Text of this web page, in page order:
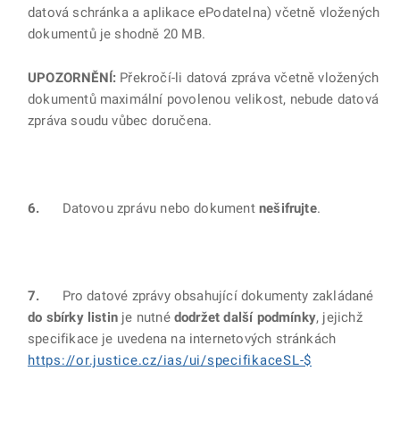
datová schránka a aplikace ePodatelna) včetně vložených
dokumentů je shodně 20 MB.
UPOZORNĚNÍ: Překročí-li datová zpráva včetně vložených
dokumentů maximální povolenou velikost, nebude datová
zpráva soudu vůbec doručena.
6. Datovou zprávu nebo dokument nešifrujte.
7. Pro datové zprávy obsahující dokumenty zakládané
do sbírky listin je nutné dodržet další podmínky, jejichž
specifikace je uvedena na internetových stránkách
https://or.justice.cz/ias/ui/specifikaceSL-$